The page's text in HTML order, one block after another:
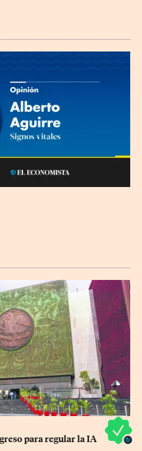
para regular la IA